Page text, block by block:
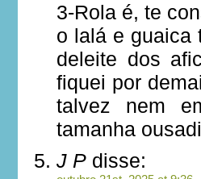
3-Rola é, te
o lalá e guaica
deleite dos
fiquei por
talvez nem
tamanha
J P disse: